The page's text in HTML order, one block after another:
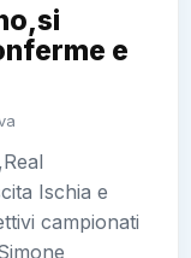
e
Ischia e
campionati